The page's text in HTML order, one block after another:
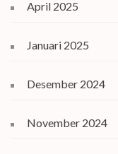
April 2025
Januari 2025
Desember 2024
November 2024